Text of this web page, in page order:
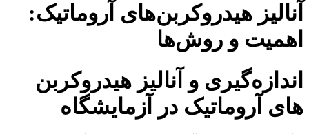
آنالیز هیدروکربن‌های آروماتیک:
اهمیت و روش‌ها
اندازه‌گیری و آنالیز هیدروکربن
های آروماتیک در آزمایشگاه